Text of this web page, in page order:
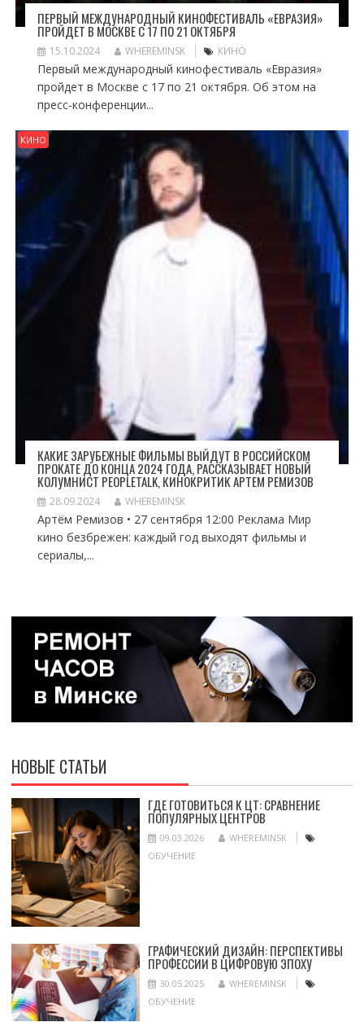
ПЕРВЫЙ МЕЖДУНАРОДНЫЙ КИНОФЕСТИВАЛЬ «ЕВРАЗИЯ»
ПРОЙДЕТ В МОСКВЕ С 17 ПО 21 ОКТЯБРЯ
15.10.2024 WHEREMINSK КИНО
Первый международный кинофестиваль «Евразия»
пройдет в Москве с 17 по 21 октября. Об этом на
пресс-конференции...
КИНО
КАКИЕ ЗАРУБЕЖНЫЕ ФИЛЬМЫ ВЫЙДУТ В РОССИЙСКОМ
ПРОКАТЕ ДО КОНЦА 2024 ГОДА, РАССКАЗЫВАЕТ НОВЫЙ
КОЛУМНИСТ PEOPLETALK, КИНОКРИТИК АРТЕМ РЕМИЗОВ
28.09.2024 WHEREMINSK
Артём Ремизов • 27 сентября 12:00 Реклама Мир
кино безбрежен: каждый год выходят фильмы и
сериалы,...
НОВЫЕ СТАТЬИ
ГДЕ ГОТОВИТЬСЯ К ЦТ: СРАВНЕНИЕ
ПОПУЛЯРНЫХ ЦЕНТРОВ
09.03.2026
WHEREMINSK
ОБУЧЕНИЕ
ГРАФИЧЕСКИЙ ДИЗАЙН: ПЕРСПЕКТИВЫ
ПРОФЕССИИ В ЦИФРОВУЮ ЭПОХУ
30.05.2025
WHEREMINSK
ОБУЧЕНИЕ